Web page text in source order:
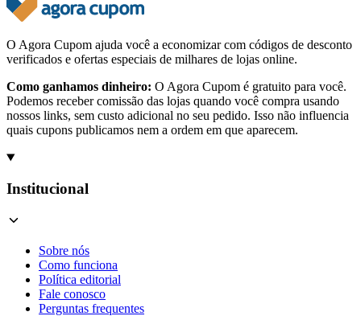
O Agora Cupom ajuda você a economizar com códigos de desconto
verificados e ofertas especiais de milhares de lojas online.
Como ganhamos dinheiro: O Agora Cupom é gratuito para você.
Podemos receber comissão das lojas quando você compra usando
nossos links, sem custo adicional no seu pedido. Isso não influencia
quais cupons publicamos nem a ordem em que aparecem.
Institucional
Sobre nós
Como funciona
Política editorial
Fale conosco
Perguntas frequentes